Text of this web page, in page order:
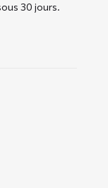
30 jours.